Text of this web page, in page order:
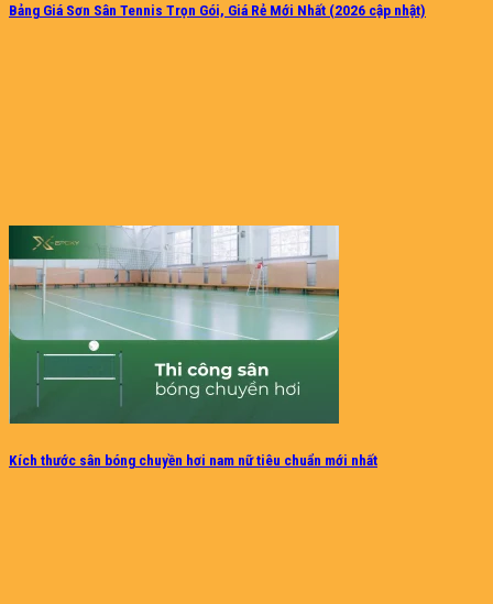
Bảng Giá Sơn Sân Tennis Trọn Gói, Giá Rẻ Mới Nhất (2026 cập nhật)
Kích thước sân bóng chuyền hơi nam nữ tiêu chuẩn mới nhất